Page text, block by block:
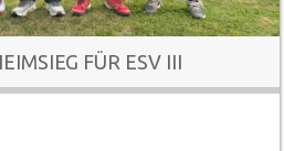
FÜR ESV III